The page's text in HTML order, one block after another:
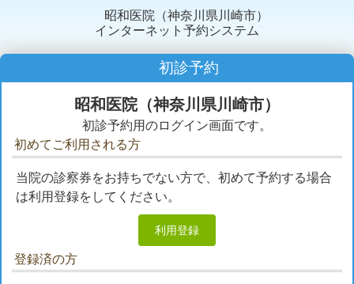
昭和医院（神奈川県川崎市）
インターネット予約システム
初診予約
昭和医院（神奈川県川崎市）
初診予約用のログイン画面です。
初めてご利用される方
当院の診察券をお持ちでない方で、初めて予約する場合
は利用登録をしてください。
利用登録
登録済の方